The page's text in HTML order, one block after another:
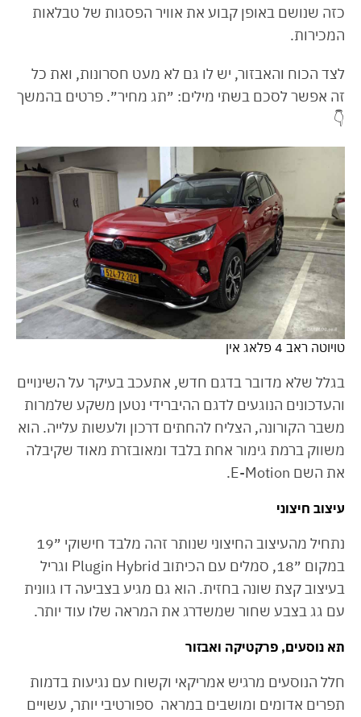
כזה שנושם באופן קבוע את אוויר הפסגות של טבלאות
המכירות.
לצד הכוח והאבזור, יש לו גם לא מעט חסרונות, ואת כל
זה אפשר לסכם בשתי מילים: ״תג מחיר״. פרטים בהמשך
👇
טויוטה ראב 4 פלאג אין
בגלל שלא מדובר בדגם חדש, אתעכב בעיקר על השינויים
והעדכונים הנוגעים לדגם ההיברידי נטען משקע שלמרות
משבר הקורונה, הצליח להחתים דרכון ולעשות עלייה. הוא
משווק ברמת גימור אחת בלבד ומאובזרת מאוד שקיבלה
את השם E-Motion.
עיצוב חיצוני
נתחיל מהעיצוב החיצוני שנותר זהה מלבד חישוקי ״19
במקום ״18, סמלים עם הכיתוב Plugin Hybrid וגריל
בעיצוב קצת שונה בחזית. הוא גם מגיע בצביעה דו גוונית
עם גג בצבע שחור שמשדרג את המראה שלו עוד יותר.
תא נוסעים, פרקטיקה ואבזור
חלל הנוסעים מרגיש אמריקאי וקשוח עם נגיעות בדמות
תפרים אדומים ומושבים במראה ספורטיבי יותר, עשויים